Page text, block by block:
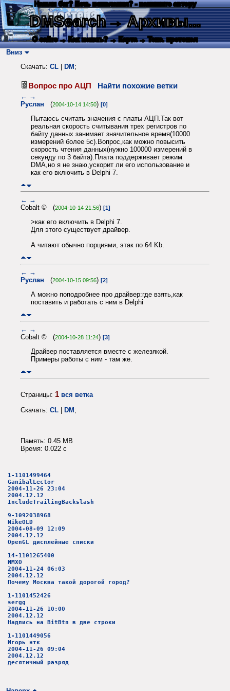
Нашли баг? Есть пожелания? - напишите автору
DMSearch→ Архивы...
О сайте → Как искать? → Карта → Текс. протокол
Вниз
Скачать: CL DM ;
Вопрос про АЦП Найти похожие ветки
← →
Руслан (2004-10-14 14:50) [0]
Пытаюсь считать значения с платы АЦП.Так вот
реальная скорость считывания трех регистров по
байту данных занимает значительное время(10000
измерений более 5с).Вопрос,как можно повысить
скорость чтения данных(нужно 100000 измерений в
секунду по 3 байта).Плата поддерживает режим
DMA,но я не знаю,ускорит ли его использование и
как его включить в Delphi 7.
← →
Cobalt © (2004-10-14 21:56) [1]
>как его включить в Delphi 7.
Для этого существует драйвер.
А читают обычно порциями, этак по 64 Kb.
← →
Руслан (2004-10-15 09:56) [2]
А можно поподробнее про драйвер:где взять,как
поставить и работать с ним в Delphi
← →
Cobalt © (2004-10-28 11:24) [3]
Драйвер поставляется вместе с железякой.
Примеры работы с ним - там же.
Страницы: 1 вся ветка
Скачать: CL | DM;
Память: 0.45 MB
Время: 0.022 c
1-1101499464
GanibalLector
2004-11-26 23:04
2004.12.12
IncludeTrailingBackslash
9-1092038968
NikeOLD
2004-08-09 12:09
2004.12.12
OpenGL дисплейные списки
14-1101265400
ИМХО
2004-11-24 06:03
2004.12.12
Почему Москва такой дорогой город?
1-1101452426
sergg
2004-11-26 10:00
2004.12.12
Надпись на BitBtn в две строки
1-1101449056
Игорь нтк
2004-11-26 09:04
2004.12.12
десятичный разряд